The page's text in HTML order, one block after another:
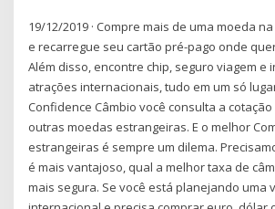
19/12/2019 · Compre mais de uma moeda
e recarregue seu cartão pré-pago onde
Além disso, encontre chip, seguro viagem e
atrações internacionais, tudo em um só
Confidence Câmbio você consulta a cotação
outras moedas estrangeiras. E o melhor
estrangeiras é sempre um dilema.
é mais vantajoso, qual a melhor taxa de
mais segura. Se você está planejando uma